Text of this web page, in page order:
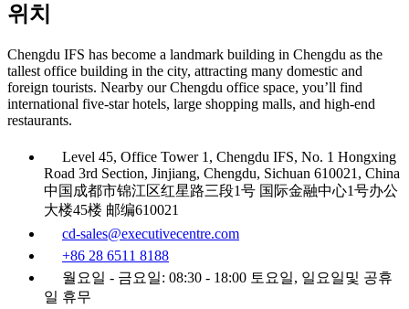
위치
Chengdu IFS has become a landmark building in Chengdu as the
tallest office building in the city, attracting many domestic and
foreign tourists. Nearby our Chengdu office space, you’ll find
international five-star hotels, large shopping malls, and high-end
restaurants.
Level 45, Office Tower 1, Chengdu IFS, No. 1 Hongxing
Road 3rd Section, Jinjiang, Chengdu, Sichuan 610021, China
中国成都市锦江区红星路三段1号 国际金融中心1号办公
大楼45楼 邮编610021
cd-sales@executivecentre.com
+86 28 6511 8188
월요일 - 금요일: 08:30 - 18:00 토요일, 일요일및 공휴
일 휴무